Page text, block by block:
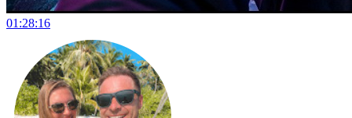
01:28:16